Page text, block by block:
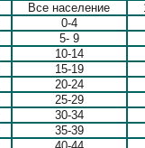
Все население
0-4
5- 9
10-14
15-19
20-24
25-29
30-34
35-39